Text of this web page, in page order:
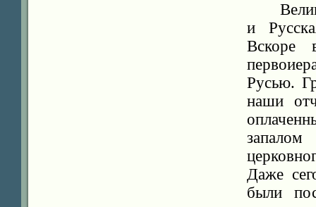
и
Вскоре
Русью.
наши
Даже
были